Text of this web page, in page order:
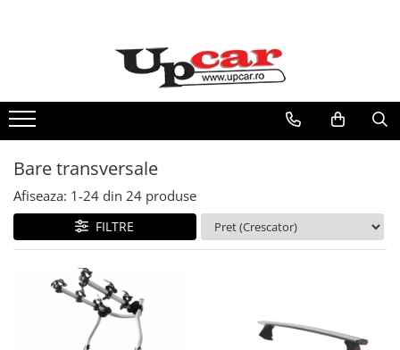
Aplice si Pendule
Electrocasnice Mici
Audio & Video
Bare transversale
Afiseaza: 1-24 din 24 produse
FILTRE